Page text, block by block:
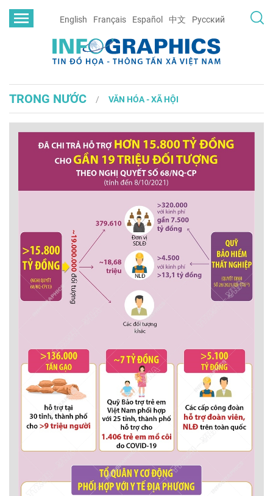
English Français Español 中文 Русский
TRONG NƯỚC VĂN HÓA - XÃ HỘI